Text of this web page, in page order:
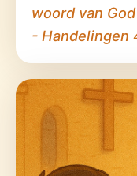
woord van
- Handelingen